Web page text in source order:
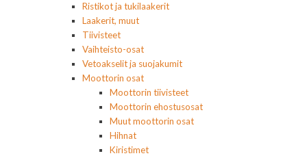
Ristikot ja tukilaakerit
Laakerit, muut
Tiivisteet
Vaihteisto-osat
Vetoakselit ja suojakumit
Moottorin osat
Moottorin tiivisteet
Moottorin ehostusosat
Muut moottorin osat
Hihnat
Kiristimet